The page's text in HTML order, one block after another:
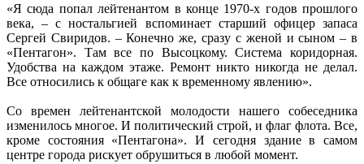
«Я сюда попал лейтенантом в конце 1970-х годов прошлого
века, – с ностальгией вспоминает старший офицер запаса
Сергей Свиридов. – Конечно же, сразу с женой и сыном – в
«Пентагон». Там все по Высоцкому. Система коридорная.
Удобства на каждом этаже. Ремонт никто никогда не делал.
Все относились к общаге как к временному явлению».
Со времен лейтенантской молодости нашего собеседника
изменилось многое. И политический строй, и флаг флота. Все,
кроме состояния «Пентагона». И сегодня здание в самом
центре города рискует обрушиться в любой момент.